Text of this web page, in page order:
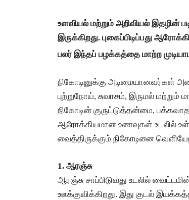
உளவியல் மற்றும் அறிவியல் இதழின்
இருக்கிறது. புகைப்பிடிப்பது
பலர் இந்தப் பழக்கத்தை மாற்ற
நிகோடினுக்கு அடிமையானவர்கள்
புற்றுநோய், சுவாசம், இருமல்
நிகோடின் குருட்டுத்தன்மை,
ஆரோக்கியமான உணவுகள் உடலில்
வைத்திருக்கும் நிகோடினை
1. ஆரஞ்சு
ஆரஞ்சு சாப்பிடுவது உடலில்
ஊக்குவிக்கிறது. இது குடல்